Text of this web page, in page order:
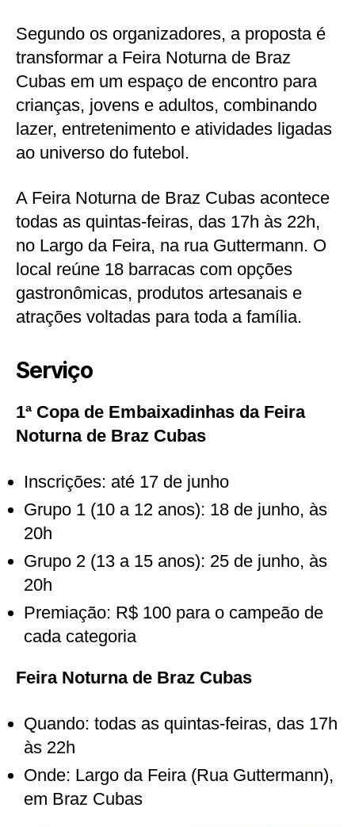
Segundo os organizadores, a proposta é
transformar a Feira Noturna de Braz
Cubas em um espaço de encontro para
crianças, jovens e adultos, combinando
lazer, entretenimento e atividades ligadas
ao universo do futebol.
A Feira Noturna de Braz Cubas acontece
todas as quintas-feiras, das 17h às 22h,
no Largo da Feira, na rua Guttermann. O
local reúne 18 barracas com opções
gastronômicas, produtos artesanais e
atrações voltadas para toda a família.
Serviço
1ª Copa de Embaixadinhas da Feira
Noturna de Braz Cubas
Inscrições: até 17 de junho
Grupo 1 (10 a 12 anos): 18 de junho, às
20h
Grupo 2 (13 a 15 anos): 25 de junho, às
20h
Premiação: R$ 100 para o campeão de
cada categoria
Feira Noturna de Braz Cubas
Quando: todas as quintas-feiras, das 17h
às 22h
Onde: Largo da Feira (Rua Guttermann),
em Braz Cubas